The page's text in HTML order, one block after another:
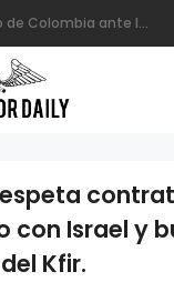
El desafío estratégico de Colombia ante la proliferación de sistemas no tripulados
con Israel y
Kfir.